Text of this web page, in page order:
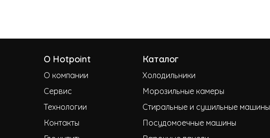
О Hotpoint
О компании
Сервис
Технологии
Контакты
Каталог
Холодильники
Морозильные камеры
Стиральные и сушильные машины
Посудомоечные машины